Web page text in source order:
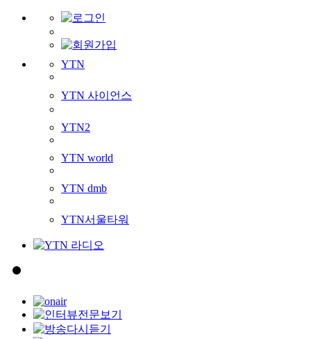
YTN
YTN 사이언스
YTN2
YTN world
YTN dmb
YTN서울타워